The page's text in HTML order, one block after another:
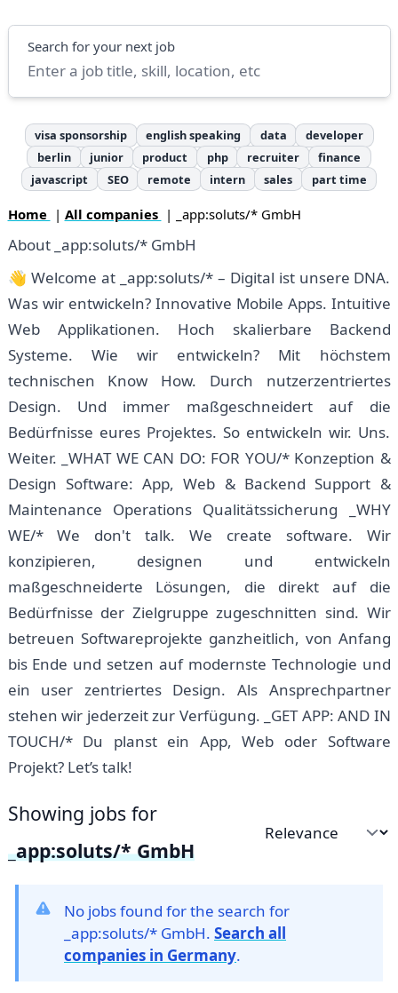
Search
Search for your next job
visa sponsorship english speaking data
developer
berlin
junior product php recruiter
finance
javascript
SEO remote intern sales part time
Home | All companies | _app:soluts/* GmbH
About _app:soluts/* GmbH
👋 Welcome at _app:soluts/* – Digital ist unsere DNA.
Was wir entwickeln? Innovative Mobile Apps. Intuitive
Web Applikationen. Hoch skalierbare Backend
Systeme. Wie wir entwickeln? Mit höchstem
technischen Know How. Durch nutzerzentriertes
Design. Und immer maßgeschneidert auf die
Bedürfnisse eures Projektes. So entwickeln wir. Uns.
Weiter. _WHAT WE CAN DO: FOR YOU/* Konzeption &
Design Software: App, Web & Backend Support &
Maintenance Operations Qualitätssicherung _WHY
WE/* We don't talk. We create software. Wir
konzipieren, designen und entwickeln
maßgeschneiderte Lösungen, die direkt auf die
Bedürfnisse der Zielgruppe zugeschnitten sind. Wir
betreuen Softwareprojekte ganzheitlich, von Anfang
bis Ende und setzen auf modernste Technologie und
ein user zentriertes Design. Als Ansprechpartner
stehen wir jederzeit zur Verfügung. _GET APP: AND IN
TOUCH/* Du planst ein App, Web oder Software
Projekt? Let’s talk!
Showing jobs for
_app:soluts/* GmbH
Sort by
No jobs found for the search for
_app:soluts/* GmbH. Search all
companies in Germany.